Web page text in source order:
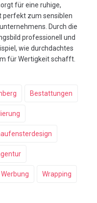
für eine ruhige,
perfekt zum sensiblen
Durch die
professionell und
wie durchdachtes
für Wertigkeit schafft.
Bestattungen
Werbung Wrapping